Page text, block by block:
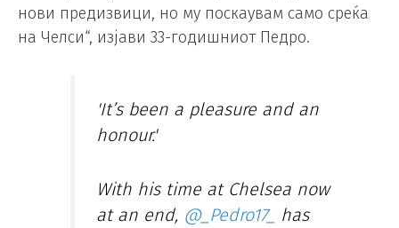
нови предизвици, но му поскаувам само среќа
на Челси“, изјави 33-годишниот Педро.
'It’s been a pleasure and an
honour.'
With his time at Chelsea now
at an end, @_Pedro17_ has